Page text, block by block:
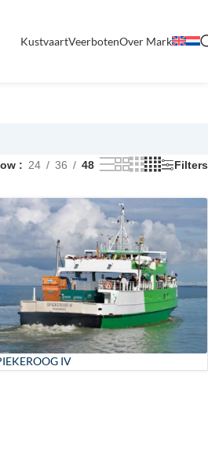
KustvaartVeerbotenOver Mark
24 36 48 Filters
IV